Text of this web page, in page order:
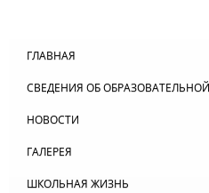
ГЛАВНАЯ
СВЕДЕНИЯ ОБ
НОВОСТИ
ГАЛЕРЕЯ
ШКОЛЬНАЯ ЖИЗНЬ